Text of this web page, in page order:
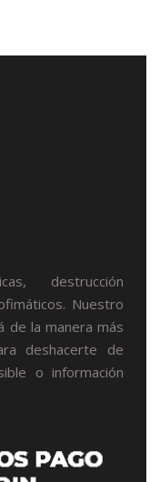
destrucción
Nuestro
de la manera más
deshacerte de
o información